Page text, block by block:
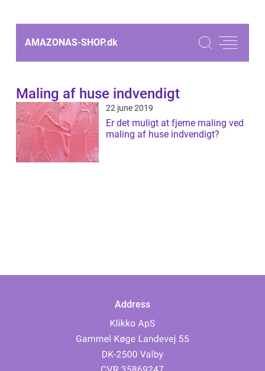
AMAZONAS-SHOP.dk
Maling af huse indvendigt
22 june 2019
Er det muligt at fjerne maling ved
maling af huse indvendigt?
Address